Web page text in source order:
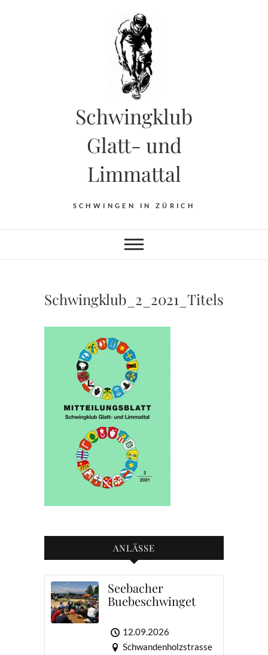
Schwingklub
Glatt- und
Limmattal
SCHWINGEN IN ZÜRICH
Schwingklub_2_2021_Titelseite
ANLÄSSE
Seebacher
Buebeschwinget
12.09.2026
Schwandenholzstrasse